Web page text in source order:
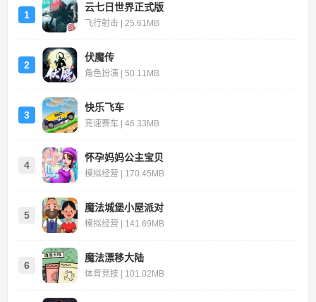
1
云七日世界正式版
飞行射击 | 25.61MB
2
伏魔传
角色扮演 | 50.11MB
3
快乐飞车
竞速赛车 | 46.33MB
4
怀孕妈妈公主宝贝
模拟经营 | 170.45MB
5
魔法城堡小屋派对
模拟经营 | 141.69MB
6
魔法漂移大陆
体育竞技 | 101.02MB